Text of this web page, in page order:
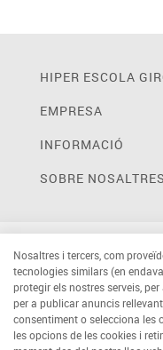
HIPER ESCOLA
EMPRESA
INFORMACIÓ
SOBRE NOSALTRES
Nosaltres i tercers, com
tecnologies similars (en
protegir els nostres serveis,
per a publicar anuncis
consentiment o selecciona les
les opcions de les cookies i